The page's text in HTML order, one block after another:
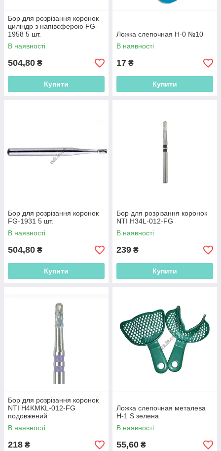
Бор для розрізання коронок
циліндр з напівсферою FG-
1958 5 шт.
В наявності
504,80 ₴
Купити
Ложка слепочная H-0 №10
В наявності
17 ₴
Купити
Бор для розрізання коронок
FG-1931 5 шт.
В наявності
504,80 ₴
Купити
Бор для розрізання коронок
NTI H34L-012-FG
В наявності
239 ₴
Купити
Бор для розрізання коронок
NTI H4KMKL-012-FG
подовжений
В наявності
218 ₴
Ложка слепочная металева
Н-1 S зелена
В наявності
55,60 ₴